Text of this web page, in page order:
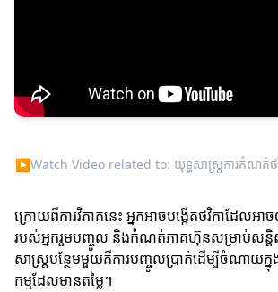
▶Watch Video related to: យុទ្ធសាស្ត្រការកំណត់ថ
ក្រោយពីការវិភាគនេះ អ្នកអាចបង្កើតថវិកាដែល
របស់អ្នករួមបញ្ចូល និងកំណត់ភាគហ៊ុនសម្រាប់សន្ដិសុ
សាស្ត្របន្ថែមមួយគឺការបញ្ចូលប្រាក់ដើម្បីចំណាយ
កម្មដែលមានតម្លៃ។